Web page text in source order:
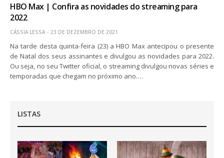
HBO Max | Confira as novidades do streaming para
2022
CÁSSIA LESSA 23 DE DEZEMBRO DE 2021
Na tarde desta quinta-feira (23) a HBO Max antecipou o presente
de Natal dos seus assinantes e divulgou as novidades para 2022.
Ou seja, no seu Twitter oficial, o streaming divulgou novas séries e
temporadas que chegam no próximo ano.…
LISTAS